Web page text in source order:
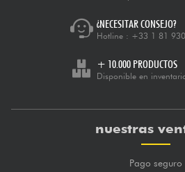
¿NECESITAR CONSEJO?
Hotline : +33 1 81
+ 10.000 PRODUCTOS
Disponible en
nuestras
Pago seguro